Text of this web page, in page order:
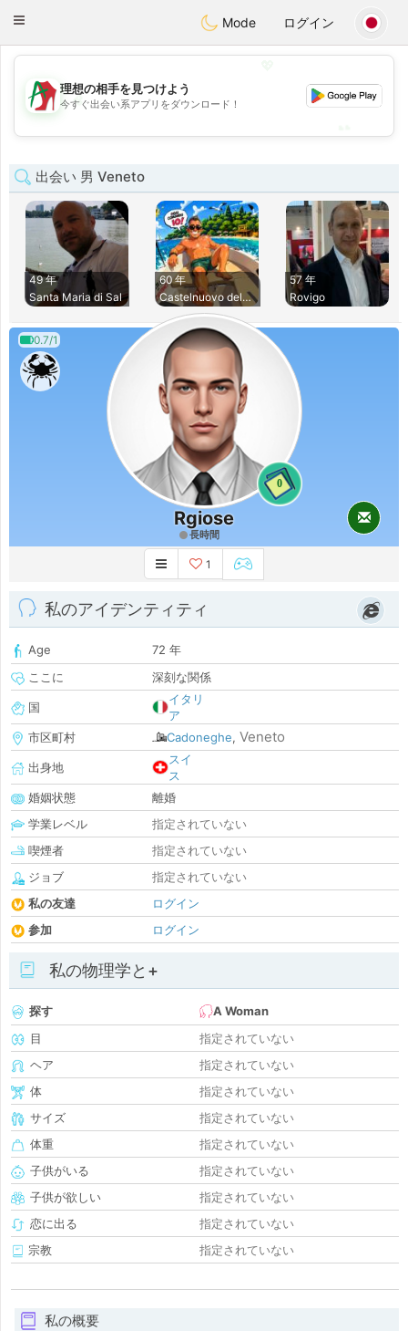
AmamiOra
Toggle
Mode ログイン
💖
💕
理想の相手を見つけよう
今すぐ出会い系アプリをダウンロード！
出会い 男 Veneto
49 年
Santa Maria di Sal
60 年
Castelnuovo del Ga
57 年
Rovigo
0.7/1
0
Rgiose
長時間
1
私のアイデンティティ
Age
72 年
ここに
深刻な関係
国
イタリ
ア
市区町村
Cadoneghe, Veneto
出身地
スイ
ス
婚姻状態
離婚
学業レベル
指定されていない
喫煙者
指定されていない
ジョブ
指定されていない
私の友達
ログイン
参加
ログイン
私の物理学と+
探す
A Woman
目
指定されていない
ヘア
指定されていない
体
指定されていない
サイズ
指定されていない
体重
指定されていない
子供がいる
指定されていない
子供が欲しい
指定されていない
恋に出る
指定されていない
宗教
指定されていない
私の概要